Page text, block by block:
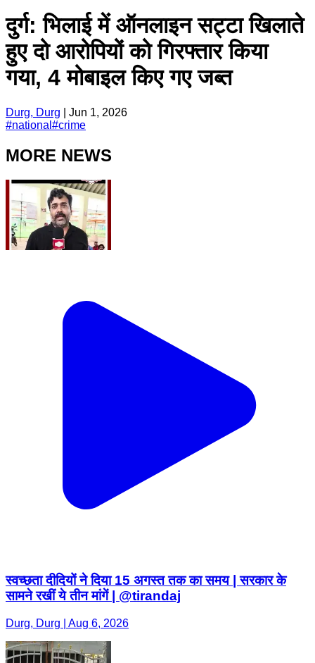
दुर्ग: भिलाई में ऑनलाइन सट्टा खिलाते
हुए दो आरोपियों को गिरफ्तार किया
गया, 4 मोबाइल किए गए जब्त
Durg, Durg
Jun 1, 2026
#national #crime
MORE NEWS
स्वच्छता दीदियों ने दिया 15 अगस्त तक का समय | सरकार के
सामने रखीं ये तीन मांगें | @tirandaj
Durg, Durg | Aug 6, 2026